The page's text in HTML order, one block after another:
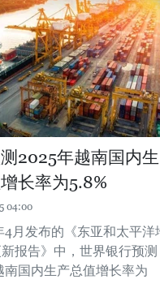
2025年越南国内生
长率为5.8%
04:00
4月发布的《东亚和太平洋
报告》中，世界银行预测
南国内生产总值增长率为